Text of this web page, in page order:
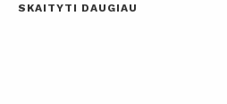
SKAITYTI DAUGIAU